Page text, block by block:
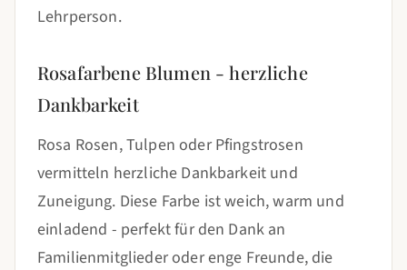
Lehrperson.
Rosafarbene Blumen - herzliche
Dankbarkeit
Rosa Rosen, Tulpen oder Pfingstrosen
vermitteln herzliche Dankbarkeit und
Zuneigung. Diese Farbe ist weich, warm und
einladend - perfekt für den Dank an
Familienmitglieder oder enge Freunde, die